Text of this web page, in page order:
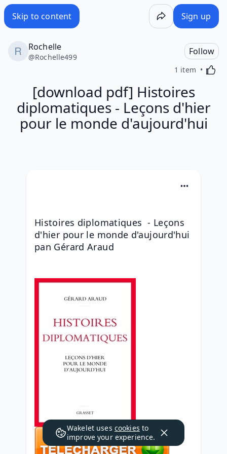
Skip to content Sign up
Rochelle
@Rochelle499
Follow
1 item
[download pdf] Histoires
diplomatiques - Leçons d'hier
pour le monde d'aujourd'hui
Histoires diplomatiques  - Leçons
d'hier pour le monde d'aujourd'hui
pan Gérard Araud
Wakelet uses cookies to
improve your experience.